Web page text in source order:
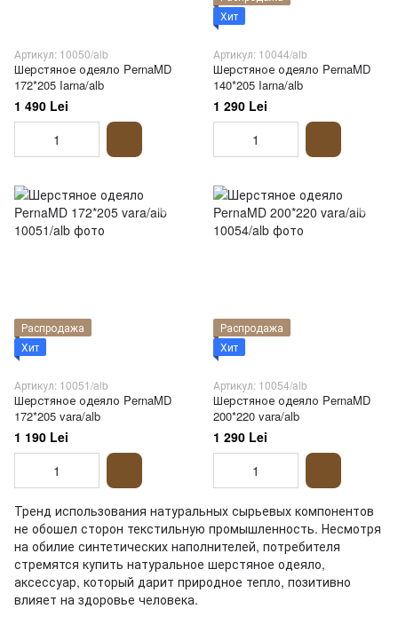
Артикул: 10050/alb
Шерстяное одеяло PernaMD
172*205 Iarna/alb
1 490 Lei
Хит
Артикул: 10044/alb
Шерстяное одеяло PernaMD
140*205 Iarna/alb
1 290 Lei
Распродажа
Хит
Артикул: 10051/alb
Шерстяное одеяло PernaMD
172*205 vara/alb
1 190 Lei
Распродажа
Хит
Артикул: 10054/alb
Шерстяное одеяло PernaMD
200*220 vara/alb
1 290 Lei
Тренд использования натуральных сырьевых компонентов
не обошел сторон текстильную промышленность. Несмотря
на обилие синтетических наполнителей, потребителя
стремятся купить натуральное шерстяное одеяло,
аксессуар, который дарит природное тепло, позитивно
влияет на здоровье человека.